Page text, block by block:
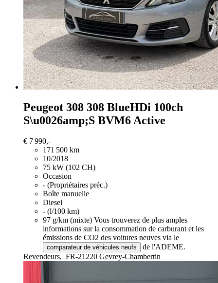
Peugeot 308 308 BlueHDi 100ch
S\u0026amp;S BVM6 Active
€ 7 990,-
171 500 km
10/2018
75 kW (102 CH)
Occasion
- (Propriétaires préc.)
Boîte manuelle
Diesel
- (l/100 km)
97 g/km (mixte) Vous trouverez de plus amples
informations sur la consommation de carburant et les
émissions de CO2 des voitures neuves via le
comparateur de véhicules neufs
de l'ADEME.
Revendeurs, FR-21220 Gevrey-Chambertin